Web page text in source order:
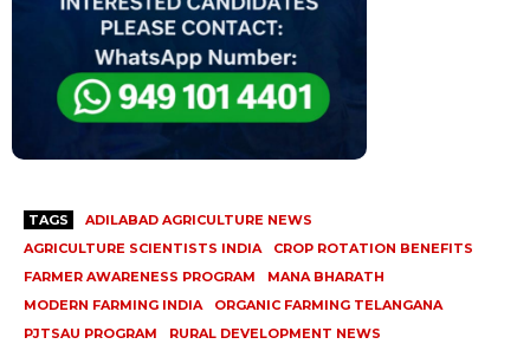
TAGS
ADILABAD AGRICULTURE NEWS
AGRICULTURE SCIENTISTS INDIA
CROP ROTATION BENEFITS
FARMER AWARENESS PROGRAM
MANA BHARATH
MODERN FARMING INDIA
ORGANIC FARMING TELANGANA
PJTSAU PROGRAM
RURAL DEVELOPMENT NEWS